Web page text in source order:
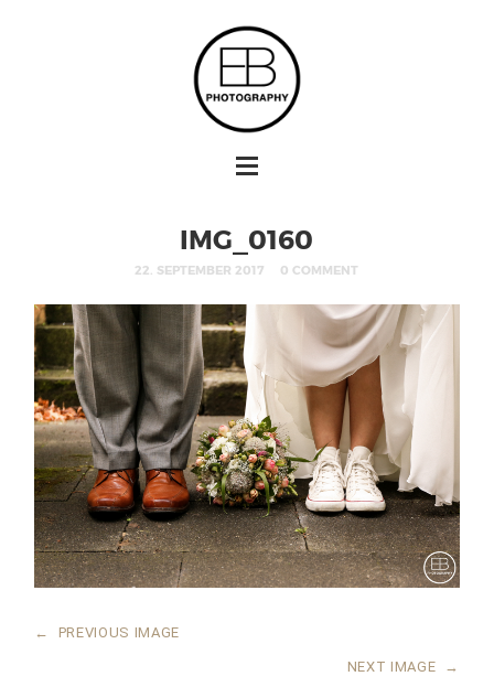
IMG_0160
22. SEPTEMBER 2017 0 COMMENT
← PREVIOUS IMAGE
NEXT IMAGE →